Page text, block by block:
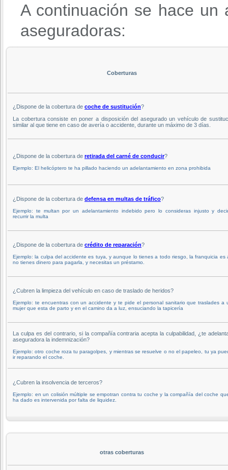
A continuación se hace un
aseguradoras:
Coberturas
¿Dispone de la cobertura de coche de sustitución?
La cobertura consiste en poner a disposición del asegurado un vehículo de
similar al que tiene en caso de avería o accidente, durante un máximo de 3 días.
¿Dispone de la cobertura de retirada del carné de conducir?
Ejemplo: El helicóptero te ha pillado haciendo un adelantamiento en zona prohibida
¿Dispone de la cobertura de defensa en multas de tráfico?
Ejemplo: te multan por un adelantamiento indebido pero lo consideras injusto y
recurrir la multa
¿Dispone de la cobertura de crédito de reparación?
Ejemplo: la culpa del accidente es tuya, y aunque lo tienes a todo riesgo, la franquicia es
no tienes dinero para pagarla, y necesitas un préstamo.
¿Cubren la limpieza del vehículo en caso de traslado de heridos?
Ejemplo: te encuentras con un accidente y te pide el personal sanitario que traslades a
mujer que esta de parto y en el camino da a luz, ensuciando la tapicería
La culpa es del contrario, si la compañía contraria acepta la culpabilidad, ¿te
aseguradora la indemnización?
Ejemplo: otro coche roza tu paragolpes, y mientras se resuelve o no el papeleo, tu ya
ir reparando el coche.
¿Cubren la insolvencia de terceros?
Ejemplo: en un colisión múltiple se empotran contra tu coche y la compañía del coche
ha dado es intervenida por falta de liquidez.
otras coberturas